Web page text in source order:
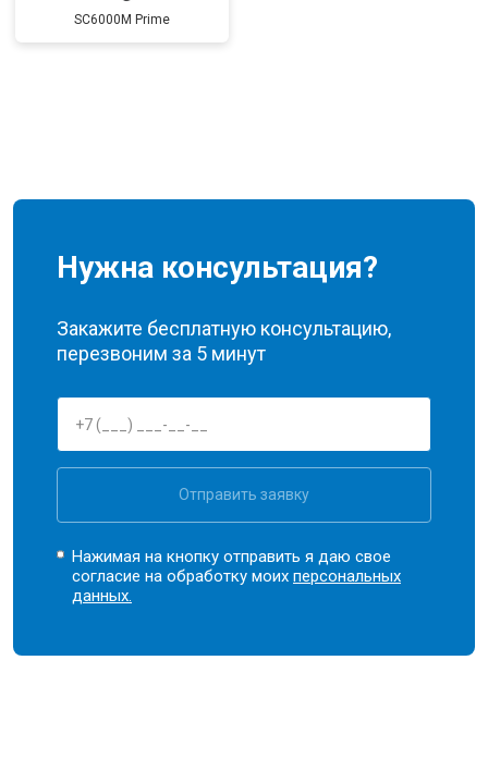
SC6000M Prime
Нужна консультация?
Закажите бесплатную консультацию,
перезвоним за 5 минут
Отправить заявку
Нажимая на кнопку отправить я даю свое
согласие на обработку моихперсональных
данных.